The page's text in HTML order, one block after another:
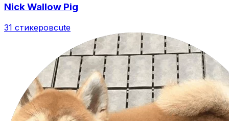
Nick Wallow Pig
31 стикеровcute